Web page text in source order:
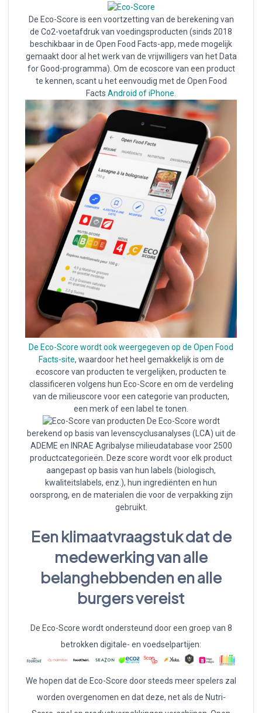
De Eco-Score is een voortzetting van de berekening van
de Co2-voetafdruk van voedingsproducten (sinds 2018
beschikbaar in de Open Food Facts-app, mede mogelijk
gemaakt door al het werk van de vrijwilligers van het Data
for Good-programma). Om de ecoscore van een product
te kennen, scant u het eenvoudig met de Open Food
Facts Android of iPhone.
De Eco-Score wordt ook weergegeven op de Open Food
Facts-site, waardoor het heel gemakkelijk is om de
ecoscore van producten te vergelijken, producten te
classificeren volgens hun Eco-Score en om de verdeling
van de milieuscore voor een categorie van producten,
een merk of een label te tonen.
De Eco-Score wordt
berekend op basis van levenscyclusanalyses (LCA) uit de
ADEME en INRAE Agribalyse milieudatabase ​​voor 2500
productcategorieën. Deze score wordt voor elk product
aangepast op basis van hun labels (biologisch,
kwaliteitslabels, enz.), hun ingrediënten en hun
oorsprong, en de materialen die voor de verpakking zijn
gebruikt.
Een klimaatvraagstuk dat de
medewerking van alle
belanghebbenden en alle
burgers vereist
De Eco-Score wordt ondersteund door een groep van 8
betrokken digitale- en voedselpartijen:
We hopen dat de Eco-Score door steeds meer spelers zal
worden overgenomen en dat deze, net als de Nutri-